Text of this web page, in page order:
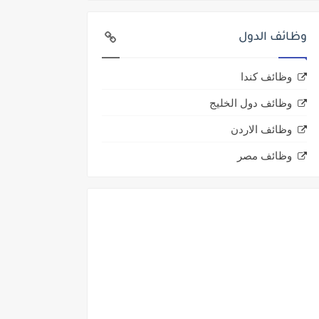
وظائف الدول
وظائف كندا
وظائف دول الخليج
وظائف الاردن
وظائف مصر